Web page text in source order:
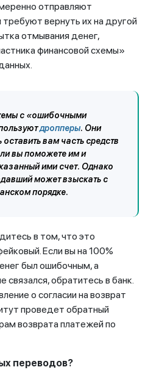
отправляют
вернуть их на другой
отмывания денег,
финансовой схемы»
с «ошибочными
дропперы. Они
вам часть средств
вы поможете им и
ими счет. Однако
может взыскать с
порядке.
в том, что это
Если вы на 100%
был ошибочным, а
связался, обратитесь в банк.
о согласии на возврат
проведет обратный
возврата платежей по
переводов?